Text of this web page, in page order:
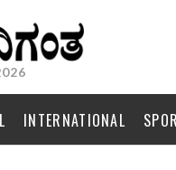
INTERNATIONAL